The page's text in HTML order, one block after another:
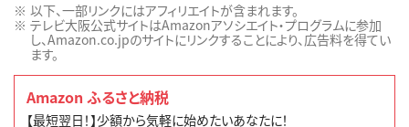
以下、一部リンクにはアフィリエイトが含まれます。
テレビ大阪公式サイトはAmazonアソシエイト・プログラムに参加
し、Amazon.co.jpのサイトにリンクすることにより、広告料を得てい
ます。
Amazon ふるさと納税
【最短翌日！】少額から気軽に始めたいあなたに！